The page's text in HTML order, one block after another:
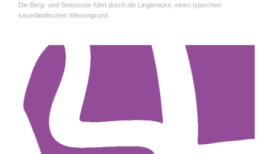
Die Berg- und Seenroute führt durch die Lingemicke, einen typischen
sauerländischen Wiesengrund.